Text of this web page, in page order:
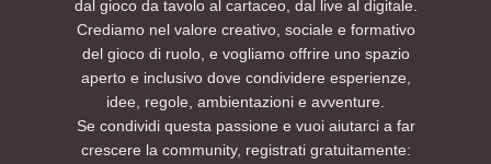
dal gioco da tavolo al cartaceo, dal live al digitale.
Crediamo nel valore creativo, sociale e formativo
del gioco di ruolo, e vogliamo offrire uno spazio
aperto e inclusivo dove condividere esperienze,
idee, regole, ambientazioni e avventure.
Se condividi questa passione e vuoi aiutarci a far
crescere la community, registrati gratuitamente: